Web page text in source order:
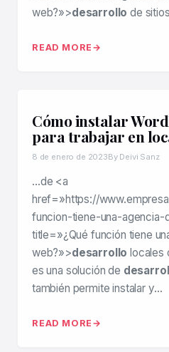
web?»>desarrollo de
READ MORE
Cómo instalar
para trabajar en
8 de enero de 2023By Deivi Sanz
…de <a
href=»https://
funcion-tiene-una-
title=»¿Qué función tiene
web?»>desarrollo locales
es una solución de
también permite instalar y…
READ MORE